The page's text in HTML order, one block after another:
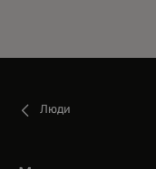
Люди